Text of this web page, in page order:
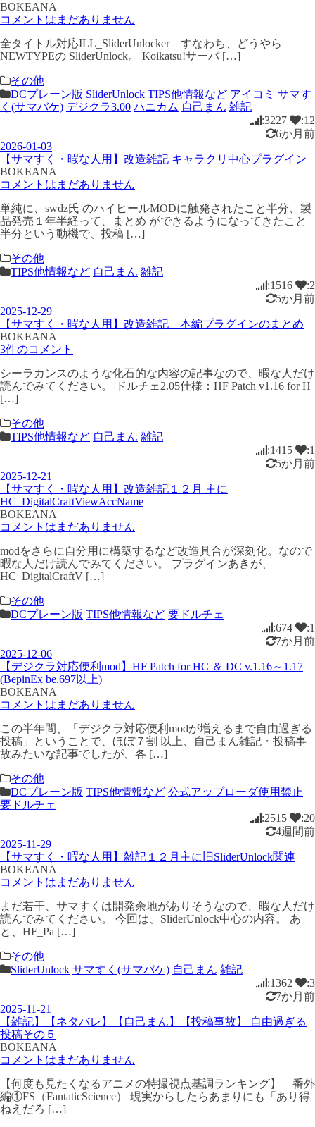
BOKEANA
コメントはまだありません
全タイトル対応ILL_SliderUnlocker すなわち、どうやら
NEWTYPEの SliderUnlock。 Koikatsu!サーバ […]
その他
DCプレーン版 SliderUnlock TIPS他情報など アイコミ サマす
く(サマバケ) デジクラ3.00 ハニカム 自己まん 雑記
:3227
:12
6か月前
2026-01-03
【サマすく・暇な人用】改造雑記 キャラクリ中心プラグイン
BOKEANA
コメントはまだありません
単純に、swdz氏 のハイヒールMODに触発されたこと半分、製
品発売１年半経って、まとめ ができるようになってきたこと
半分という動機で、投稿 […]
その他
TIPS他情報など 自己まん 雑記
:1516
:2
5か月前
2025-12-29
【サマすく・暇な人用】改造雑記 本編プラグインのまとめ
BOKEANA
3件のコメント
シーラカンスのような化石的な内容の記事なので、暇な人だけ
読んでみてください。 ドルチェ2.05仕様：HF Patch v1.16 for H
[…]
その他
TIPS他情報など 自己まん 雑記
:1415
:1
5か月前
2025-12-21
【サマすく・暇な人用】改造雑記１２月 主に
HC_DigitalCraftViewAccName
BOKEANA
コメントはまだありません
modをさらに自分用に構築するなど改造具合が深刻化。なので
暇な人だけ読んでみてください。 プラグインあきが、
HC_DigitalCraftV […]
その他
DCプレーン版 TIPS他情報など 要ドルチェ
:674
:1
7か月前
2025-12-06
【デジクラ対応便利mod】HF Patch for HC ＆ DC v.1.16～1.17
(BepinEx be.697以上)
BOKEANA
コメントはまだありません
この半年間、「デジクラ対応便利modが増えるまで自由過ぎる
投稿」ということで、ほぼ７割 以上、自己まん雑記・投稿事
故みたいな記事でしたが、各 […]
その他
DCプレーン版 TIPS他情報など 公式アップローダ使用禁止
要ドルチェ
:2515
:20
4週間前
2025-11-29
【サマすく・暇な人用】雑記１２月主に旧SliderUnlock関連
BOKEANA
コメントはまだありません
まだ若干、サマすくは開発余地がありそうなので、暇な人だけ
読んでみてください。 今回は、SliderUnlock中心の内容。 あ
と、HF_Pa […]
その他
SliderUnlock サマすく(サマバケ) 自己まん 雑記
:1362
:3
7か月前
2025-11-21
【雑記】【ネタバレ】【自己まん】【投稿事故】 自由過ぎる
投稿その５
BOKEANA
コメントはまだありません
【何度も見たくなるアニメの特撮視点基調ランキング】 番外
編①FS（FantaticScience） 現実からしたらあまりにも「あり得
ねえだろ […]